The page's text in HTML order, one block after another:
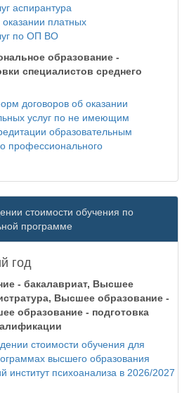
аспирантура
платных
по ОП ВО
образование -
специалистов среднего
договоров об оказании
услуг по не имеющим
образовательным
профессионального
стоимости обучения по
программе
год
- бакалавриат, Высшее
Высшее образование -
образование - подготовка
стоимости обучения для
высшего образования
психоанализа в 2026/2027